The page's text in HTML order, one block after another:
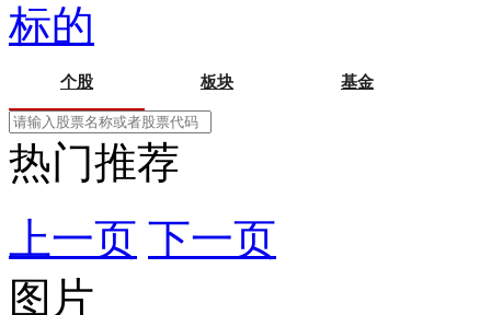
标的
个股 板块 基金
热门推荐
上一页 下一页
图片